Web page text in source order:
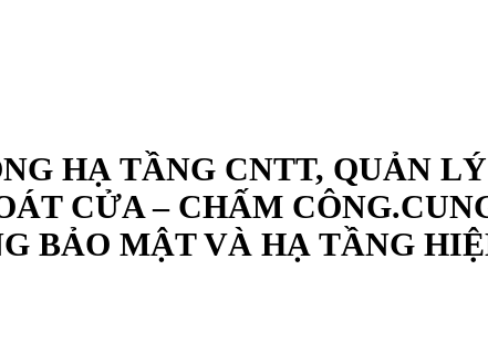
HẠ TẦNG CNTT, QUẢN
CỬA – CHẤM
BẢO MẬT VÀ HẠ TẦNG